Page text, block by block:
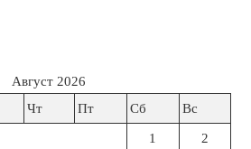
Август 2026
Чт Пт Сб Вс
1 2